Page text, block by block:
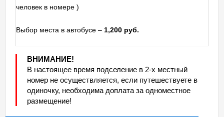
человек в номере )
Выбор места в автобусе – 1,200 руб.
ВНИМАНИЕ!
В настоящее время подселение в 2-х местный
номер не осуществляется, если путешествуете в
одиночку, необходима доплата за одноместное
размещение!